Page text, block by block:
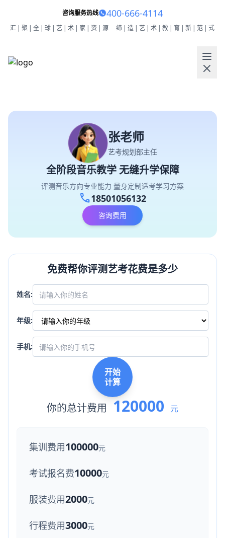
咨询服务热线 400-666-4114
汇|聚|全|球|艺|术|家|资|源 缔|造|艺|术|教|育|新|范|式
张老师
艺考规划部主任
全阶段音乐教学 无缝升学保障
评测音乐方向专业能力 量身定制适考学习方案
call18501056132
咨询费用
免费帮你评测艺考花费是多少
姓名:
年级:
手机:
开始
计算
你的总计费用 120000 元
集训费用100000元
考试报名费10000元
服装费用2000元
行程费用3000元